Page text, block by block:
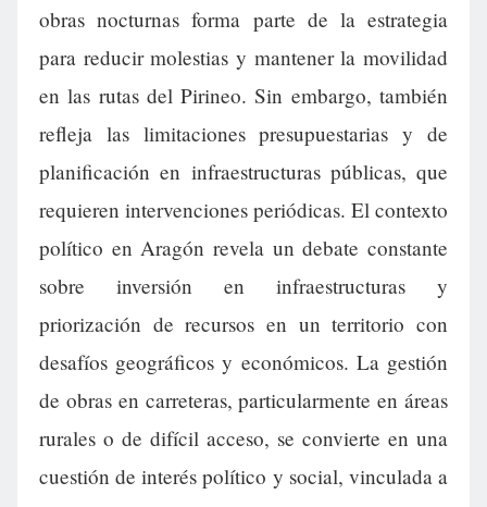
obras nocturnas forma parte de la estrategia
para reducir molestias y mantener la movilidad
en las rutas del Pirineo. Sin embargo, también
refleja las limitaciones presupuestarias y de
planificación en infraestructuras públicas, que
requieren intervenciones periódicas. El contexto
político en Aragón revela un debate constante
sobre inversión en infraestructuras y
priorización de recursos en un territorio con
desafíos geográficos y económicos. La gestión
de obras en carreteras, particularmente en áreas
rurales o de difícil acceso, se convierte en una
cuestión de interés político y social, vinculada a